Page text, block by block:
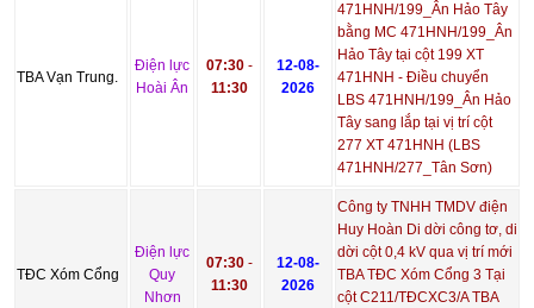
TBA Vạn Trung.
Điện lực
Hoài Ân
07:30-
11:30
12-08-
2026
471HNH/199_Ân Hảo Tây
bằng MC 471HNH/199_Ân
Hảo Tây tại cột 199 XT
471HNH - Điều chuyển
LBS 471HNH/199_Ân Hảo
Tây sang lắp tại vị trí cột
277 XT 471HNH (LBS
471HNH/277_Tân Sơn)
TĐC Xóm Cổng
Điện lực
Quy
Nhơn
07:30-
11:30
12-08-
2026
Công ty TNHH TMDV điện
Huy Hoàn Di dời công tơ, di
dời cột 0,4 kV qua vị trí mới
TBA TĐC Xóm Cổng 3 Tại
cột C211/TĐCXC3/A TBA